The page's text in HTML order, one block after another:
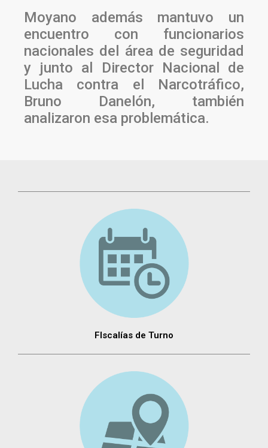
Moyano además mantuvo un
encuentro con funcionarios
nacionales del área de seguridad
y junto al Director Nacional de
Lucha contra el Narcotráfico,
Bruno Danelón, también
analizaron esa problemática.
FIscalías de Turno